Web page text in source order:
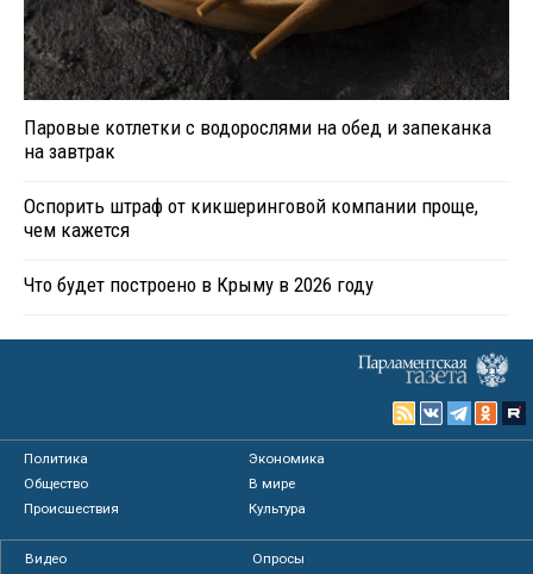
Паровые котлетки с водорослями на обед и запеканка
на завтрак
Оспорить штраф от кикшеринговой компании проще,
чем кажется
Что будет построено в Крыму в 2026 году
Политика
Экономика
Общество
В мире
Происшествия
Культура
Видео
Опросы